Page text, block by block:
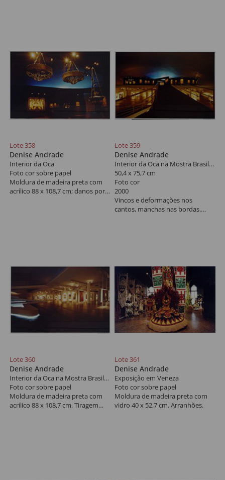
Lote 358
Denise Andrade
Interior da Oca
Foto cor sobre papel
Moldura de madeira preta com
acrílico 88 x 108,7 cm; danos por
Lote 359
Denise Andrade
Interior da Oca na Mostra Brasil 500
50,4 x 75,7 cm
Foto cor
2000
Vincos e deformações nos
cantos, manchas nas bordas.
Lote 360
Denise Andrade
Interior da Oca na Mostra Brasil 500
Foto cor sobre papel
Moldura de madeira preta com
acrílico 88 x 108,7 cm. Tiragem
Lote 361
Denise Andrade
Exposição em Veneza
Foto cor sobre papel
Moldura de madeira preta com
vidro 40 x 52,7 cm. Arranhões.